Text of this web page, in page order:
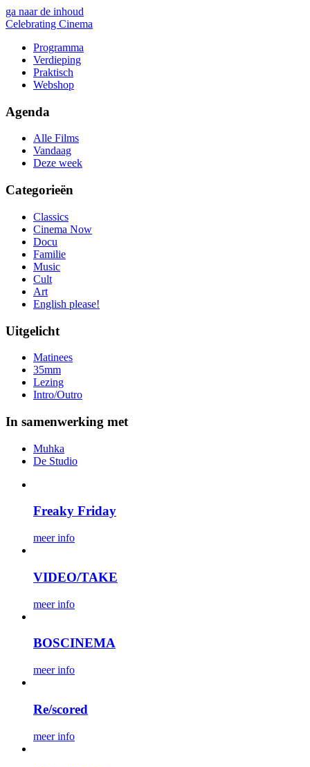
ga naar de inhoud
Celebrating Cinema
Programma
Verdieping
Praktisch
Webshop
Agenda
Alle Films
Vandaag
Deze week
Categorieën
Classics
Cinema Now
Docu
Familie
Music
Cult
Art
English please!
Uitgelicht
Matinees
35mm
Lezing
Intro/Outro
In samenwerking met
Muhka
De Studio
Freaky Friday
meer info
VIDEO/TAKE
meer info
BOSCINEMA
meer info
Re/scored
meer info